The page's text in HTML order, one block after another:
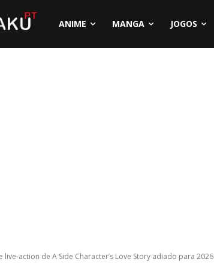
ANIME MANGA JOGOS
live-action de A Side Character’s Love Story adiado para 2026